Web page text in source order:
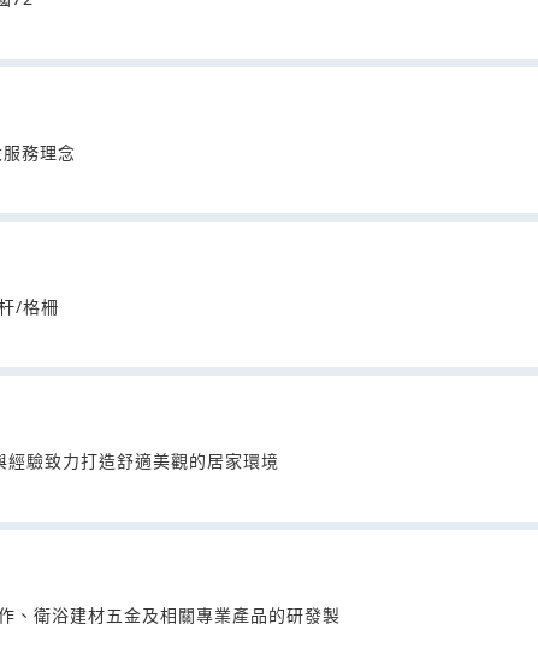
務理念
/格柵
驗致力打造舒適美觀的居家環境
、衛浴建材五金及相關專業產品的研發製